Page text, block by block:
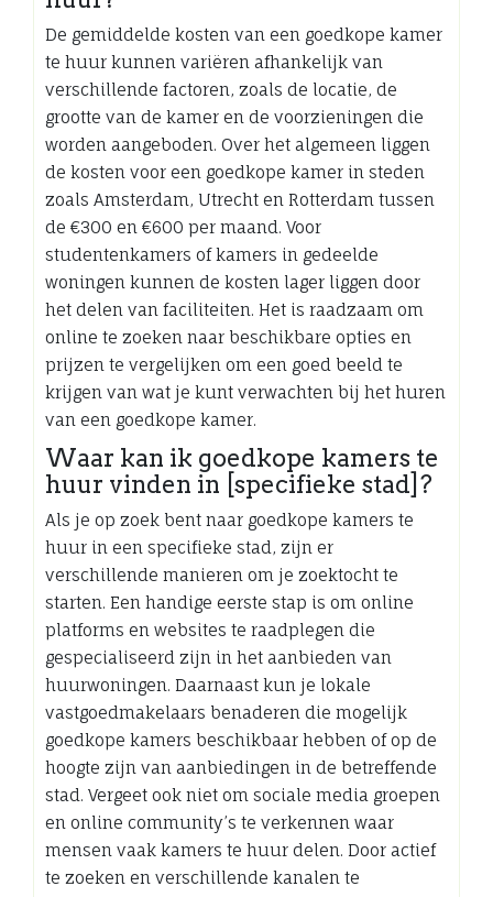
De gemiddelde kosten van een goedkope kamer
te huur kunnen variëren afhankelijk van
verschillende factoren, zoals de locatie, de
grootte van de kamer en de voorzieningen die
worden aangeboden. Over het algemeen liggen
de kosten voor een goedkope kamer in steden
zoals Amsterdam, Utrecht en Rotterdam tussen
de €300 en €600 per maand. Voor
studentenkamers of kamers in gedeelde
woningen kunnen de kosten lager liggen door
het delen van faciliteiten. Het is raadzaam om
online te zoeken naar beschikbare opties en
prijzen te vergelijken om een goed beeld te
krijgen van wat je kunt verwachten bij het huren
van een goedkope kamer.
Waar kan ik goedkope kamers te
huur vinden in [specifieke stad]?
Als je op zoek bent naar goedkope kamers te
huur in een specifieke stad, zijn er
verschillende manieren om je zoektocht te
starten. Een handige eerste stap is om online
platforms en websites te raadplegen die
gespecialiseerd zijn in het aanbieden van
huurwoningen. Daarnaast kun je lokale
vastgoedmakelaars benaderen die mogelijk
goedkope kamers beschikbaar hebben of op de
hoogte zijn van aanbiedingen in de betreffende
stad. Vergeet ook niet om sociale media groepen
en online community’s te verkennen waar
mensen vaak kamers te huur delen. Door actief
te zoeken en verschillende kanalen te